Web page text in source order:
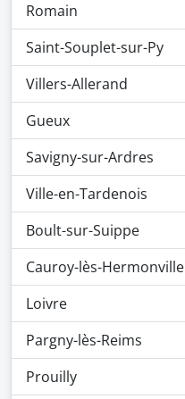
Romain
Saint-Souplet-sur-Py
Villers-Allerand
Gueux
Savigny-sur-Ardres
Ville-en-Tardenois
Boult-sur-Suippe
Cauroy-lès-Hermonville
Loivre
Pargny-lès-Reims
Prouilly